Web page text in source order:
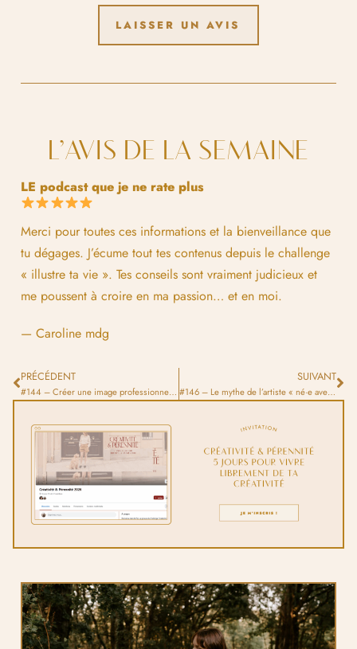
LAISSER UN AVIS
L’AVIS DE LA SEMAINE
LE podcast que je ne rate plus
Merci pour toutes ces informations et la bienveillance que
tu dégages. J’écume tout tes contenus depuis le challenge
« illustre ta vie ». Tes conseils sont vraiment judicieux et
me poussent à croire en ma passion… et en moi.
— Caroline mdg
PRÉCÉDENT
#144 – Créer une image professionnelle sans trop s’exposer
SUIVANT
#146 – Le mythe de l’artiste « né·e avec du talent » : déconstruire la légende